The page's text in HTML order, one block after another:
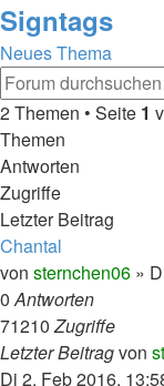
Signtags
Neues Thema
2 Themen • Seite 1
Themen
Antworten
Zugriffe
Letzter Beitrag
Chantal
von sternchen06 »
0Antworten
71210Zugriffe
Letzter Beitragvon
Di 2. Feb 2016,